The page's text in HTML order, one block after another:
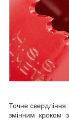
Точне свердління
змінним кроком